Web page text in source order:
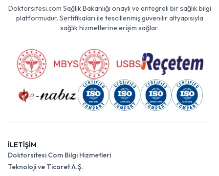
Doktorsitesi.com Sağlık Bakanlığı onaylı ve entegreli bir sağlık bilgi
platformudur. Sertifikaları ile tescillenmiş güvenilir altyapısıyla
sağlık hizmetlerine erişim sağlar.
İLETİŞİM
Doktorsitesi Com Bilgi Hizmetleri
Teknoloji ve Ticaret A.Ş.